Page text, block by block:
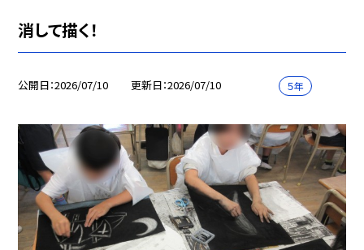
消して描く！
公開日 2026/07/10 更新日 2026/07/10 ５年